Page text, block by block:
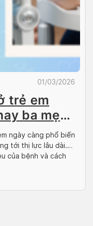
01/03/2026
trẻ em
ba mẹ
ngày càng phổ biến
tới thị lực lâu dài.
của bệnh và cách
yếu tố vô cùng